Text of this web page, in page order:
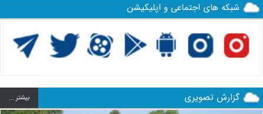
شبکه های اجتماعی و اپلیکیشن
گزارش تصویری بيشتر ...